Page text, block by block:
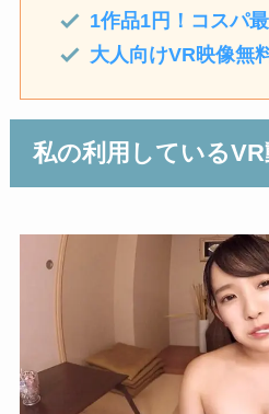
1作品1円！コスパ
大人向けVR映像無
私の利用しているVR